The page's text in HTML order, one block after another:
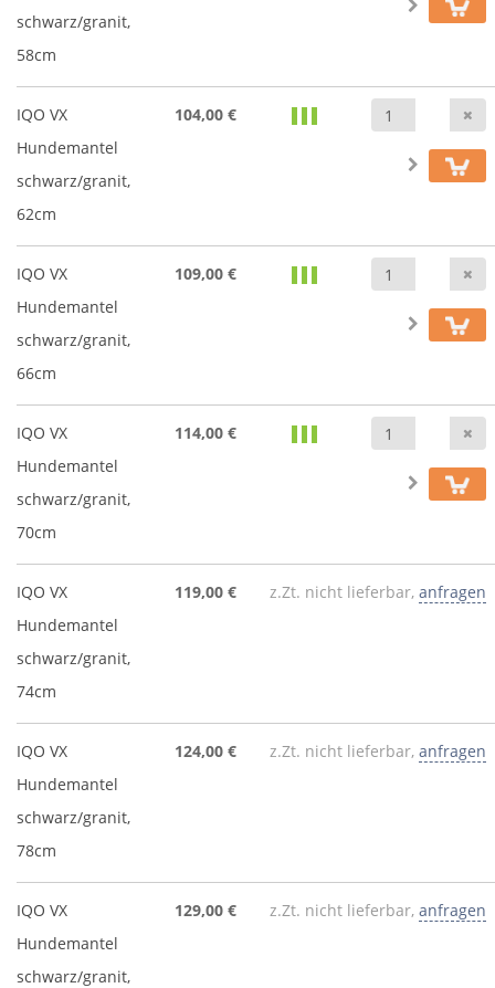
schwarz/granit,
58cm
IQO VX
Hundemantel
schwarz/granit,
62cm
104,00 €
IQO VX
Hundemantel
schwarz/granit,
66cm
109,00 €
IQO VX
Hundemantel
schwarz/granit,
70cm
114,00 €
IQO VX
Hundemantel
schwarz/granit,
74cm
119,00 € z.Zt. nicht lieferbar, anfragen
IQO VX
Hundemantel
schwarz/granit,
78cm
124,00 € z.Zt. nicht lieferbar, anfragen
IQO VX
Hundemantel
schwarz/granit,
129,00 € z.Zt. nicht lieferbar, anfragen